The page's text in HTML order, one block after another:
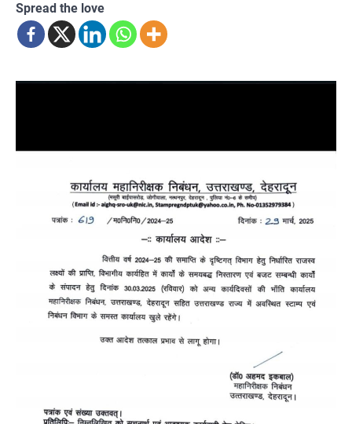
Spread the love